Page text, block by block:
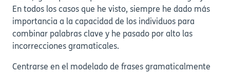
En todos los casos que he visto, siempre he dado más
importancia a la capacidad de los individuos para
combinar palabras clave y he pasado por alto las
incorrecciones gramaticales.
Centrarse en el modelado de frases gramaticalmente